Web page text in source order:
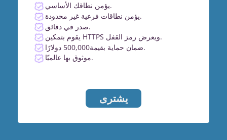
يؤمن نطاقك الأساسي.
يؤمن نطاقات فرعية غير محدودة.
صدر في دقائق.
يقوم بتمكين HTTPS ويعرض رمز القفل.
ضمان حماية بقيمة500,000 دولارًا.
موثوق بها عالميًا.
يشترى